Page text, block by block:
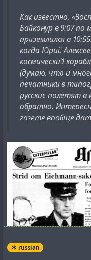
Here's this issue of
Wednesday, 12 April,
previous newspapers:
Как известно,
Байконур в 9:07 по
приземлился в
когда Юрий
космический
(думаю, что и
печатники в
русские полетят в
обратно.
газете вообще
russian